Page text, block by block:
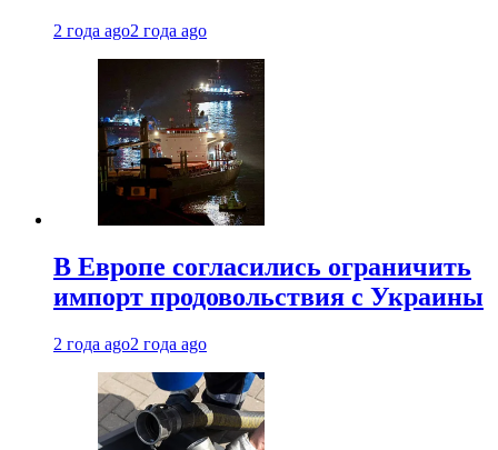
2 года ago2 года ago
В Европе согласились ограничить
импорт продовольствия с Украины
2 года ago2 года ago